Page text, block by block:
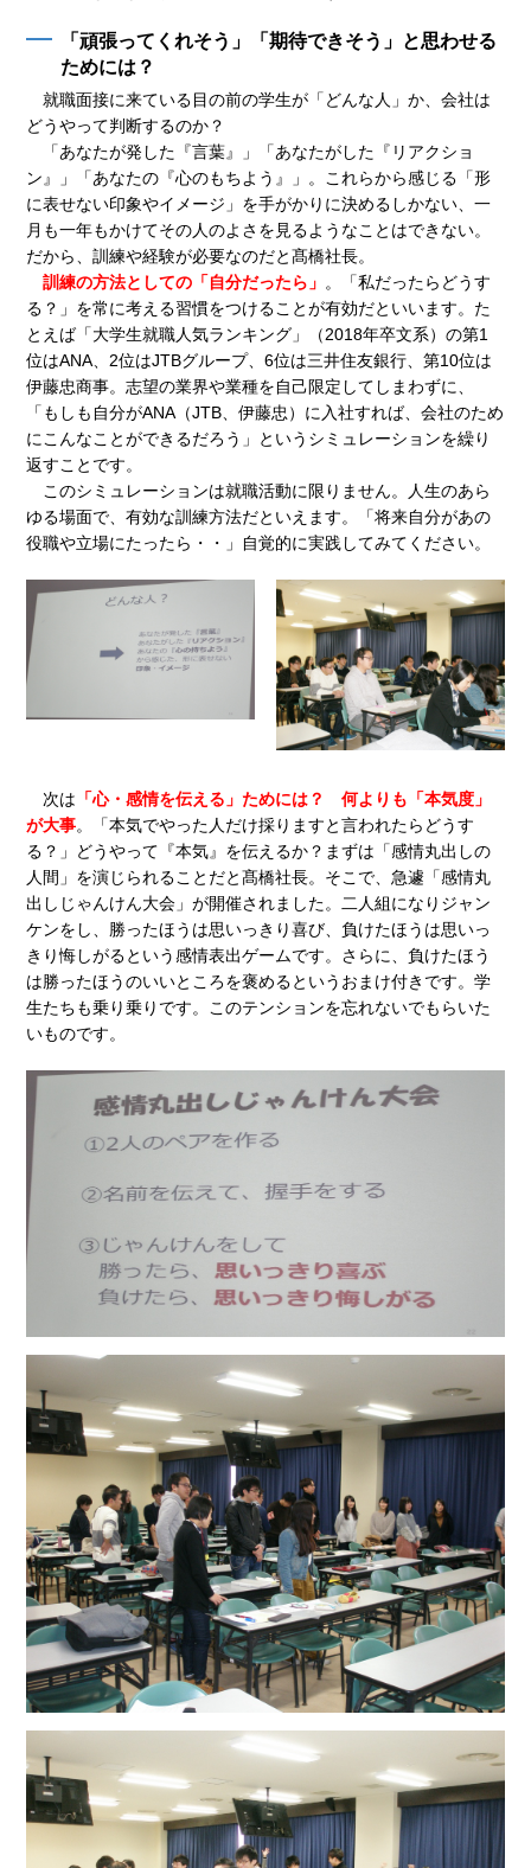
「頑張ってくれそう」「期待できそう」と思わせる
ためには？
就職面接に来ている目の前の学生が「どんな人」か、会社は
どうやって判断するのか？
「あなたが発した『言葉』」「あなたがした『リアクショ
ン』」「あなたの『心のもちよう』」。これらから感じる「形
に表せない印象やイメージ」を手がかりに決めるしかない、一
月も一年もかけてその人のよさを見るようなことはできない。
だから、訓練や経験が必要なのだと髙橋社長。
訓練の方法としての「自分だったら」 。「私だったらどうす
る？」を常に考える習慣をつけることが有効だといいます。た
とえば「大学生就職人気ランキング」（2018年卒文系）の第1
位はANA、2位はJTBグループ、6位は三井住友銀行、第10位は
伊藤忠商事。志望の業界や業種を自己限定してしまわずに、
「もしも自分がANA（JTB、伊藤忠）に入社すれば、会社のため
にこんなことができるだろう」というシミュレーションを繰り
返すことです。
このシミュレーションは就職活動に限りません。人生のあら
ゆる場面で、有効な訓練方法だといえます。「将来自分があの
役職や立場にたったら・・」自覚的に実践してみてください。
次は 「心・感情を伝える」ためには？
何よりも「本気度」
が大事。「本気でやった人だけ採りますと言われたらどうす
る？」どうやって『本気』を伝えるか？まずは「感情丸出しの
人間」を演じられることだと髙橋社長。そこで、急遽「感情丸
出しじゃんけん大会」が開催されました。二人組になりジャン
ケンをし、勝ったほうは思いっきり喜び、負けたほうは思いっ
きり悔しがるという感情表出ゲームです。さらに、負けたほう
は勝ったほうのいいところを褒めるというおまけ付きです。学
生たちも乗り乗りです。このテンションを忘れないでもらいた
いものです。